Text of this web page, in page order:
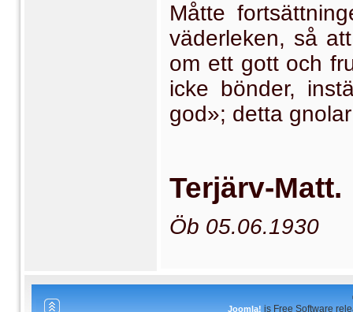
Måtte
väderleken, så
om ett gott och
icke bönder,
god»; detta
Terjärv-Matt.
Öb 05.06.1930
Joomla! is Free Software